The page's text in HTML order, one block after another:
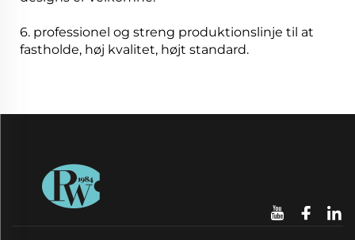
6. professionel og streng produktionslinje til at
fastholde, høj kvalitet, højt standard.